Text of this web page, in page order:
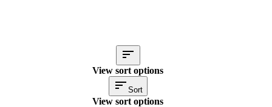
View sort options
Sort
View sort options